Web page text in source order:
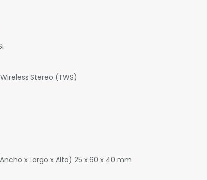
Stereo (TWS)
x Largo x Alto) 25 x 60 x 40 mm